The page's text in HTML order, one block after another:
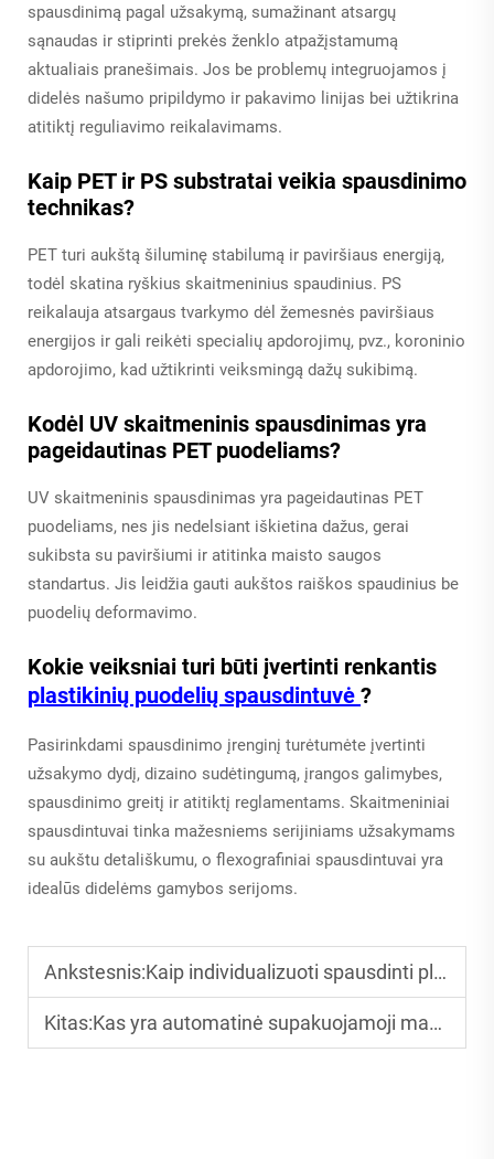
spausdinimą pagal užsakymą, sumažinant atsargų
sąnaudas ir stiprinti prekės ženklo atpažįstamumą
aktualiais pranešimais. Jos be problemų integruojamos į
didelės našumo pripildymo ir pakavimo linijas bei užtikrina
atitiktį reguliavimo reikalavimams.
Kaip PET ir PS substratai veikia spausdinimo
technikas?
PET turi aukštą šiluminę stabilumą ir paviršiaus energiją,
todėl skatina ryškius skaitmeninius spaudinius. PS
reikalauja atsargaus tvarkymo dėl žemesnės paviršiaus
energijos ir gali reikėti specialių apdorojimų, pvz., koroninio
apdorojimo, kad užtikrinti veiksmingą dažų sukibimą.
Kodėl UV skaitmeninis spausdinimas yra
pageidautinas PET puodeliams?
UV skaitmeninis spausdinimas yra pageidautinas PET
puodeliams, nes jis nedelsiant iškietina dažus, gerai
sukibsta su paviršiumi ir atitinka maisto saugos
standartus. Jis leidžia gauti aukštos raiškos spaudinius be
puodelių deformavimo.
Kokie veiksniai turi būti įvertinti renkantis
plastikinių puodelių spausdintuvė ?
Pasirinkdami spausdinimo įrenginį turėtumėte įvertinti
užsakymo dydį, dizaino sudėtingumą, įrangos galimybes,
spausdinimo greitį ir atitiktį reglamentams. Skaitmeniniai
spausdintuvai tinka mažesniems serijiniams užsakymams
su aukštu detališkumu, o flexografiniai spausdintuvai yra
idealūs didelėms gamybos serijoms.
Ankstesnis:Kaip individualizuoti spausdinti plastikiniai puodeliai pagerina klientų patirtį
Kitas:Kas yra automatinė supakuojamoji mašina? Visiškai pradedančiųjų vadovas